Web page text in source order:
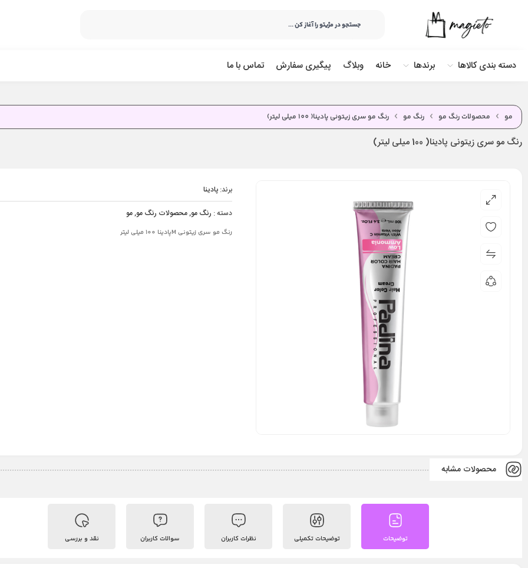
دسته بندی کالاها برندها خانه وبلاگ پیگیری سفارش تماس با ما
مو محصولات رنگ مو رنگ مو رنگ مو سری زیتونی پادینا( 100 میلی لیتر)
رنگ مو سری زیتونی پادینا( 100 میلی لیتر)
برند:پادینا
دسته : رنگ مو,محصولات رنگ مو,مو
رنگ مو سری زیتونی Mپادینا 100 میلی لیتر
محصولات مشابه
توضیحات توضیحات تکمیلی نظرات کاربران سوالات کاربران نقد و بررسی